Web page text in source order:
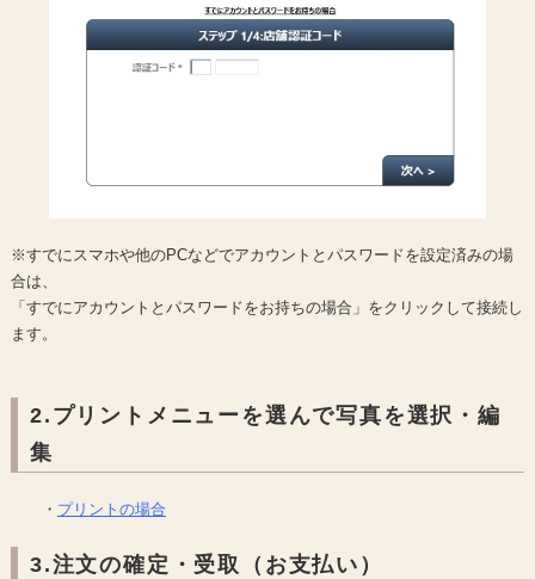
※すでにスマホや他のPCなどでアカウントとパスワードを設定済みの場
合は、
「すでにアカウントとパスワードをお持ちの場合」をクリックして接続し
ます。
2.プリントメニューを選んで写真を選択・編
集
・ プリントの場合
3.注文の確定・受取（お支払い）